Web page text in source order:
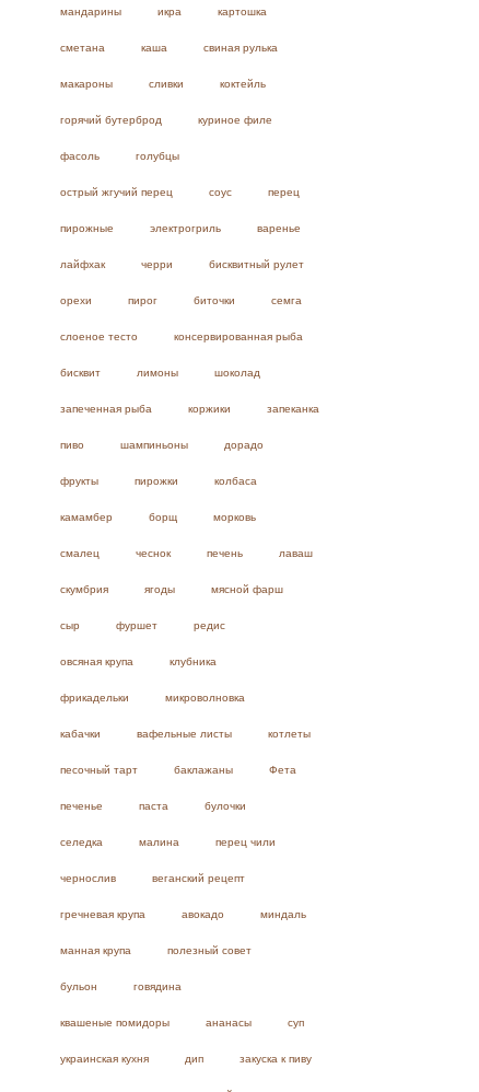
мандарины икра картошка
сметана каша свиная рулька
макароны сливки коктейль
горячий бутерброд куриное филе
фасоль голубцы
острый жгучий перец соус перец
пирожные электрогриль варенье
лайфхак черри бисквитный рулет
орехи пирог биточки семга
слоеное тесто консервированная рыба
бисквит лимоны шоколад
запеченная рыба коржики запеканка
пиво шампиньоны дорадо
фрукты пирожки колбаса
камамбер борщ морковь
смалец чеснок печень лаваш
скумбрия ягоды мясной фарш
сыр фуршет редис
овсяная крупа клубника
фрикадельки микроволновка
кабачки вафельные листы котлеты
песочный тарт баклажаны Фета
печенье паста булочки
селедка малина перец чили
чернослив веганский рецепт
гречневая крупа авокадо миндаль
манная крупа полезный совет
бульон говядина
квашеные помидоры ананасы суп
украинская кухня дип закуска к пиву